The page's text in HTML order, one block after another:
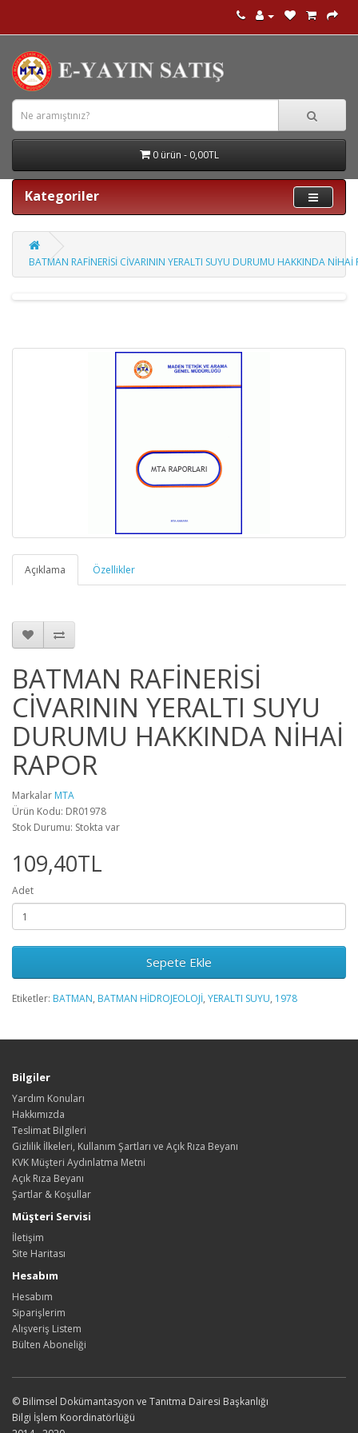
0 ürün - 0,00TL
Kategoriler
BATMAN RAFİNERİSİ CİVARININ YERALTI SUYU DURUMU HAKKINDA NİHAİ
Açıklama Özellikler
BATMAN RAFİNERİSİ
CİVARININ YERALTI SUYU
DURUMU HAKKINDA NİHAİ
RAPOR
Markalar MTA
Ürün Kodu: DR01978
Stok Durumu: Stokta var
109,40TL
Adet
Sepete Ekle
Etiketler: BATMAN, BATMAN HİDROJEOLOJİ, YERALTI SUYU, 1978
Bilgiler
Yardım Konuları
Hakkımızda
Teslimat Bilgileri
Gizlilik İlkeleri, Kullanım Şartları ve Açık Rıza Beyanı
KVK Müşteri Aydınlatma Metni
Açık Rıza Beyanı
Şartlar & Koşullar
Müşteri Servisi
İletişim
Site Haritası
Hesabım
Hesabım
Siparişlerim
Alışveriş Listem
Bülten Aboneliği
© Bilimsel Dokümantasyon ve Tanıtma Dairesi Başkanlığı
Bilgi İşlem Koordinatörlüğü